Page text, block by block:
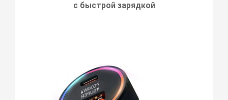
с быстрой зарядкой